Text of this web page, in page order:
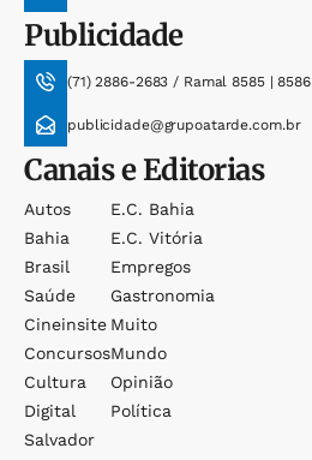
Publicidade
(71) 2886-2683 / Ramal 8585 | 8586
publicidade@grupoatarde.com.br
Canais e Editorias
Autos
Bahia
Brasil
Saúde
Cineinsite
Concursos
Cultura
Digital
Salvador
E.c. Bahia
E.c. Vitória
Empregos
Gastronomia
Muito
Mundo
Opinião
Política